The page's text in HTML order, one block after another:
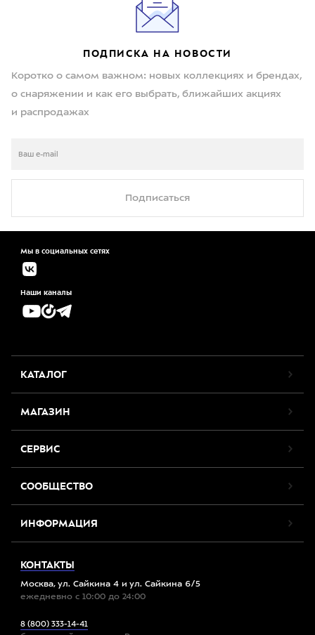
ПОДПИСКА НА НОВОСТИ
Коротко о самом важном: новых коллекциях и брендах,
о снаряжении и как его выбрать, ближайших акциях
и распродажах
Подписаться
Мы в социальных сетях
Наши каналы
КАТАЛОГ
МАГАЗИН
СЕРВИС
СООБЩЕСТВО
ИНФОРМАЦИЯ
КОНТАКТЫ
Москва, ул. Сайкина 4 и ул. Сайкина 6/5
ежедневно с 10:00 до 24:00
8 (800) 333-14-41